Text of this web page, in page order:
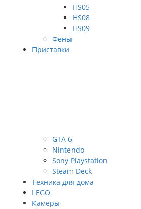
HS05
HS08
HS09
Фены
Приставки
GTA 6
Nintendo
Sony Playstation
Steam Deck
Техника для дома
LEGO
Камеры